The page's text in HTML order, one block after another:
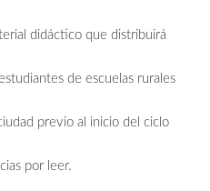
didáctico que distribuirá
de escuelas rurales
previo al inicio del ciclo
por leer.